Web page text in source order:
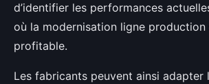
d’identifier les performances
où la modernisation ligne production
profitable.
Les fabricants peuvent ainsi adapter